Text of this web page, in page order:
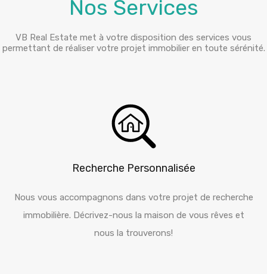
Nos Services
VB Real Estate met à votre disposition des services vous
permettant de réaliser votre projet immobilier en toute sérénité.
Recherche Personnalisée
Nous vous accompagnons dans votre projet de recherche
immobilière. Décrivez-nous la maison de vous rêves et
nous la trouverons!